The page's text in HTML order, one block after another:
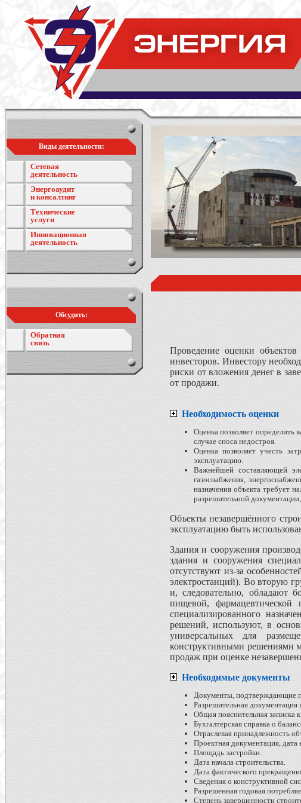
Виды деятельности:
Сетевая
деятельность
Энергоаудит
и консалтинг
Технические
услуги
Инновационная
деятельность
Обсудить:
Обратная
связь
Проведение оценки объектов
инвесторов. Инвестору
риски от вложения денег в
от продажи.
Необходимость оценки
Оценка позволяет определить
случае сноса недостроя.
Оценка позволяет учесть
эксплуатацию.
Важнейшей составляющей
газоснабжения,
назначения объекта требует
разрешительной
Объекты незавершённого
эксплуатацию быть
Здания и сооружения
здания и сооружения
отсутствуют из-за
электростанций). Во вторую
и, следовательно, обладают
пищевой,
специализированного
решений, используют, в
универсальных для
конструктивными решениями
продаж при оценке
Необходимые документы
Документы, подтверждающие
Разрешительная документация
Общая пояснительная записка
Бухгалтерская справка о
Отраслевая принадлежность
Проектная документация, дата
Площадь застройки.
Дата начала строительства.
Дата фактического
Сведения о конструктивной
Разрешенная годовая
Степень завершенности